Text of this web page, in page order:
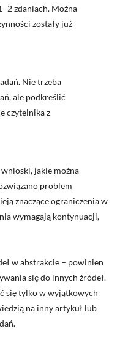
zdaniach. Można
zostały już
Nie trzeba
ale podkreślić
czytelnika z
jakie można
problem
znaczące ograniczenia w
wymagają kontynuacji,
w abstrakcie – powinien
się do innych źródeł.
się tylko w wyjątkowych
na inny artykuł lub